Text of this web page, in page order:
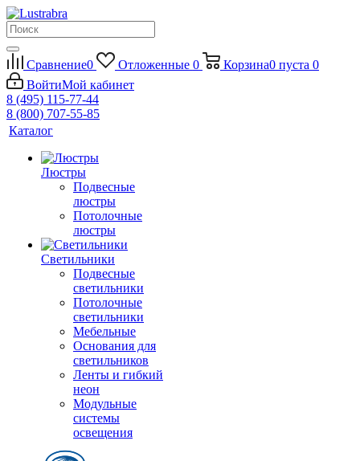
Сравнение0 Отложенные 0 Корзина0 пуста 0
ВойтиМой кабинет
8 (495) 115-77-44
8 (800) 707-55-85
Каталог
Люстры
Подвесные
люстры
Потолочные
люстры
Светильники
Подвесные
светильники
Потолочные
светильники
Мебельные
Основания для
светильников
Ленты и гибкий
неон
Модульные
системы
освещения